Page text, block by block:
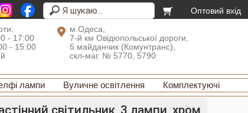
Оптовий вхід
- 17:00
- 15:00
м.Одеса,
7-й км Овідіопольської дороги,
5 майданчик (Комунтранс),
скл-маг. № 5770, 5790
лампи Вуличне освітлення Комплектуючі
світильник, 3 лампи, хром